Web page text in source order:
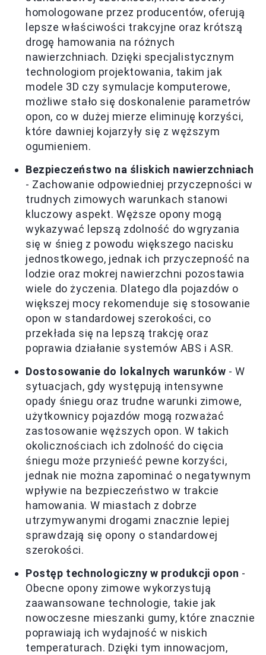
homologowane przez producentów, oferują
lepsze właściwości trakcyjne oraz krótszą
drogę hamowania na różnych
nawierzchniach. Dzięki specjalistycznym
technologiom projektowania, takim jak
modele 3D czy symulacje komputerowe,
możliwe stało się doskonalenie parametrów
opon, co w dużej mierze eliminuję korzyści,
które dawniej kojarzyły się z węższym
ogumieniem.
Bezpieczeństwo na śliskich nawierzchniach
- Zachowanie odpowiedniej przyczepności w
trudnych zimowych warunkach stanowi
kluczowy aspekt. Węższe opony mogą
wykazywać lepszą zdolność do wgryzania
się w śnieg z powodu większego nacisku
jednostkowego, jednak ich przyczepność na
lodzie oraz mokrej nawierzchni pozostawia
wiele do życzenia. Dlatego dla pojazdów o
większej mocy rekomenduje się stosowanie
opon w standardowej szerokości, co
przekłada się na lepszą trakcję oraz
poprawia działanie systemów ABS i ASR.
Dostosowanie do lokalnych warunków - W
sytuacjach, gdy występują intensywne
opady śniegu oraz trudne warunki zimowe,
użytkownicy pojazdów mogą rozważać
zastosowanie węższych opon. W takich
okolicznościach ich zdolność do cięcia
śniegu może przynieść pewne korzyści,
jednak nie można zapominać o negatywnym
wpływie na bezpieczeństwo w trakcie
hamowania. W miastach z dobrze
utrzymywanymi drogami znacznie lepiej
sprawdzają się opony o standardowej
szerokości.
Postęp technologiczny w produkcji opon -
Obecne opony zimowe wykorzystują
zaawansowane technologie, takie jak
nowoczesne mieszanki gumy, które znacznie
poprawiają ich wydajność w niskich
temperaturach. Dzięki tym innowacjom,